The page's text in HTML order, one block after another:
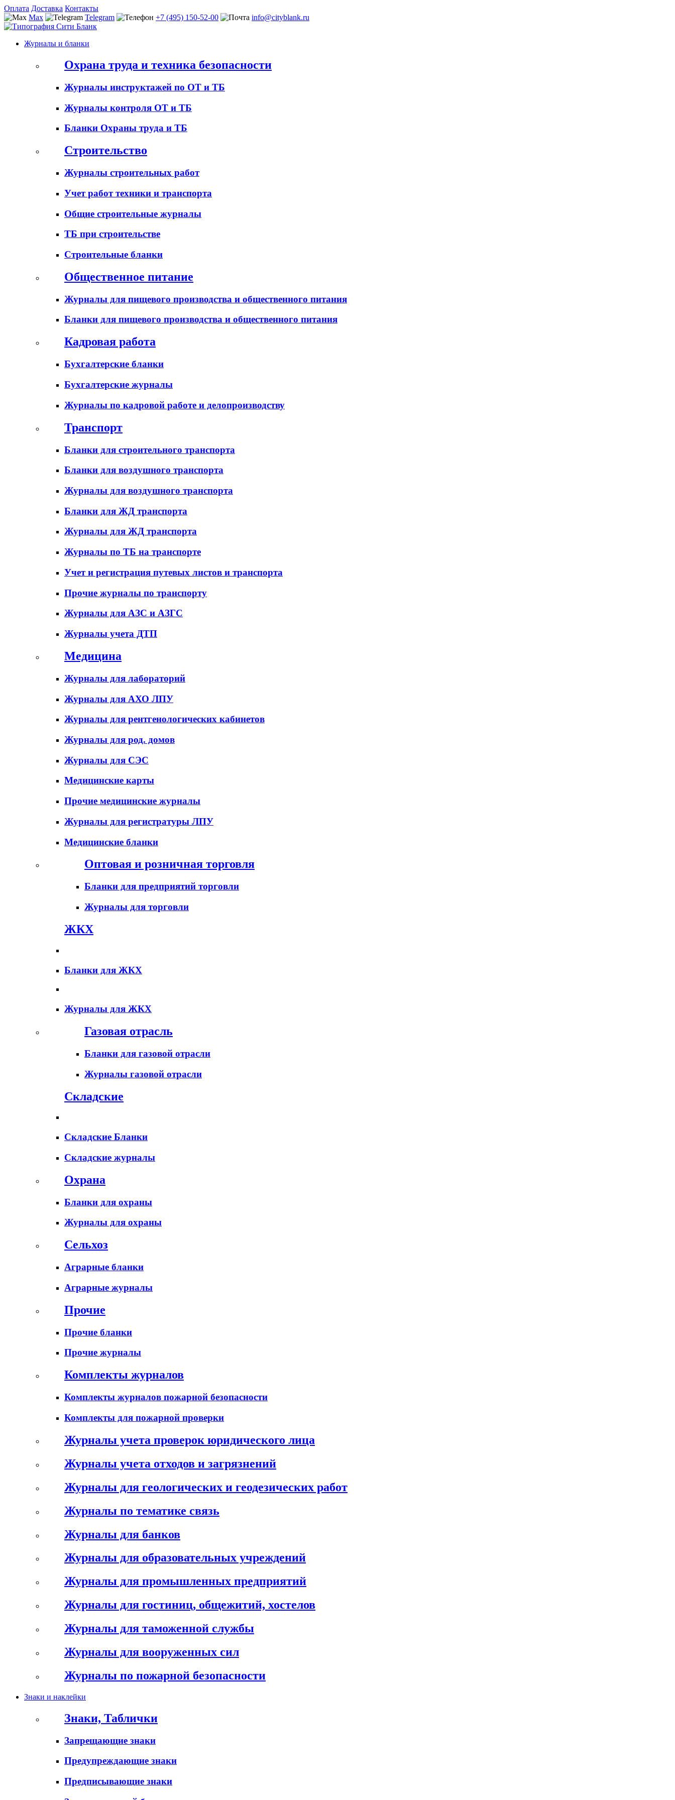
Оплата Доставка Контакты
Max
Telegram +7 (495) 150-52-00 info@cityblank.ru
Журналы и бланки
Охрана труда и техника безопасности
Журналы инструктажей по ОТ и ТБ
Журналы контроля ОТ и ТБ
Бланки Охраны труда и ТБ
Строительство
Журналы строительных работ
Учет работ техники и транспорта
Общие строительные журналы
ТБ при строительстве
Строительные бланки
Общественное питание
Журналы для пищевого производства и общественного питания
Бланки для пищевого производства и общественного питания
Кадровая работа
Бухгалтерские бланки
Бухгалтерские журналы
Журналы по кадровой работе и делопроизводству
Транспорт
Бланки для строительного транспорта
Бланки для воздушного транспорта
Журналы для воздушного транспорта
Бланки для ЖД транспорта
Журналы для ЖД транспорта
Журналы по ТБ на транспорте
Учет и регистрация путевых листов и транспорта
Прочие журналы по транспорту
Журналы для АЗС и АЗГС
Журналы учета ДТП
Медицина
Журналы для лабораторий
Журналы для АХО ЛПУ
Журналы для рентгенологических кабинетов
Журналы для род. домов
Журналы для СЭС
Медицинские карты
Прочие медицинские журналы
Журналы для регистратуры ЛПУ
Медицинские бланки
Оптовая и розничная торговля
Бланки для предприятий торговли
Журналы для торговли
ЖКХ
Бланки для ЖКХ
Журналы для ЖКХ
Газовая отрасль
Бланки для газовой отрасли
Журналы газовой отрасли
Складские
Складские Бланки
Складские журналы
Охрана
Бланки для охраны
Журналы для охраны
Сельхоз
Аграрные бланки
Аграрные журналы
Прочие
Прочие бланки
Прочие журналы
Комплекты журналов
Комплекты журналов пожарной безопасности
Комплекты для пожарной проверки
Журналы учета проверок юридического лица
Журналы учета отходов и загрязнений
Журналы для геологических и геодезических работ
Журналы по тематике связь
Журналы для банков
Журналы для образовательных учреждений
Журналы для промышленных предприятий
Журналы для гостиниц, общежитий, хостелов
Журналы для таможенной службы
Журналы для вооруженных сил
Журналы по пожарной безопасности
Знаки и наклейки
Знаки, Таблички
Запрещающие знаки
Предупреждающие знаки
Предписывающие знаки